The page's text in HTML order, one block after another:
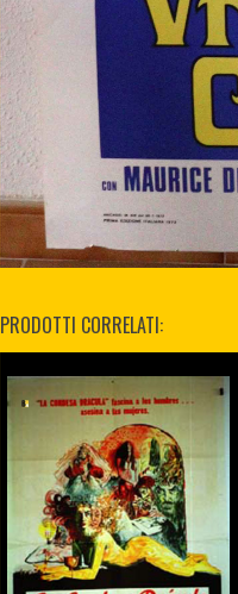
PRODOTTI CORRELATI: